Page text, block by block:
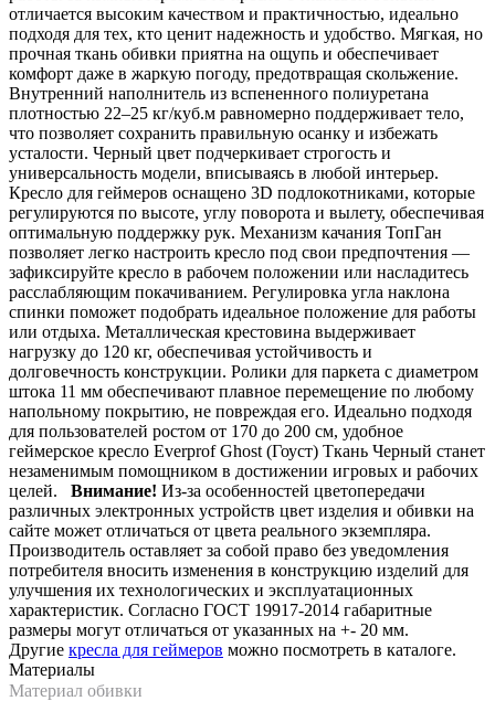
отличается высоким качеством и практичностью, идеально
подходя для тех, кто ценит надежность и удобство. Мягкая, но
прочная ткань обивки приятна на ощупь и обеспечивает
комфорт даже в жаркую погоду, предотвращая скольжение.
Внутренний наполнитель из вспененного полиуретана
плотностью 22–25 кг/куб.м равномерно поддерживает тело,
что позволяет сохранить правильную осанку и избежать
усталости. Черный цвет подчеркивает строгость и
универсальность модели, вписываясь в любой интерьер.
Кресло для геймеров оснащено 3D подлокотниками, которые
регулируются по высоте, углу поворота и вылету, обеспечивая
оптимальную поддержку рук. Механизм качания ТопГан
позволяет легко настроить кресло под свои предпочтения —
зафиксируйте кресло в рабочем положении или насладитесь
расслабляющим покачиванием. Регулировка угла наклона
спинки поможет подобрать идеальное положение для работы
или отдыха. Металлическая крестовина выдерживает
нагрузку до 120 кг, обеспечивая устойчивость и
долговечность конструкции. Ролики для паркета с диаметром
штока 11 мм обеспечивают плавное перемещение по любому
напольному покрытию, не повреждая его. Идеально подходя
для пользователей ростом от 170 до 200 см, удобное
геймерское кресло Everprof Ghost (Гоуст) Ткань Черный станет
незаменимым помощником в достижении игровых и рабочих
целей. Внимание! Из-за особенностей цветопередачи
различных электронных устройств цвет изделия и обивки на
сайте может отличаться от цвета реального экземпляра.
Производитель оставляет за собой право без уведомления
потребителя вносить изменения в конструкцию изделий для
улучшения их технологических и эксплуатационных
характеристик. Согласно ГОСТ 19917-2014 габаритные
размеры могут отличаться от указанных на +- 20 мм.
Другие кресла для геймеров можно посмотреть в каталоге.
Материалы
Материал обивки